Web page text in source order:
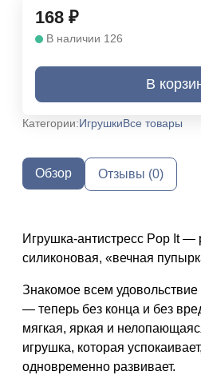
168 ₽
В наличии 126
В
Категории:ИгрушкиВсе товары
Обзор Отзывы (0)
Игрушка-антистресс Pop It —
силиконовая, «вечная
Знакомое всем
— теперь без конца и без
мягкая, яркая и
игрушка, которая
одновременно развивает.